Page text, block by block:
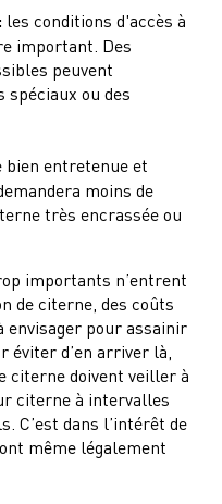
les conditions d'accès à
important. Des
peuvent
spéciaux ou des
bien entretenue et
moins de
très encrassée ou
importants n’entrent
de citerne, des coûts
pour assainir
d’en arriver là,
citerne doivent veiller à
citerne à intervalles
C’est dans l’intérêt de
même légalement